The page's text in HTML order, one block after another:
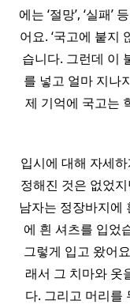
에는 ‘절망’, ‘실패
어요. ‘국고에 붙지
습니다. 그런데 이
를 넣고 얼마 지나
제 기억에 국고는
입시에 대해 자세
정해진 것은 없었
남자는 정장바지에
에 흰 셔츠를 입었
그렇게 입고 왔어
래서 그 치마와 옷
다. 그리고 머리를